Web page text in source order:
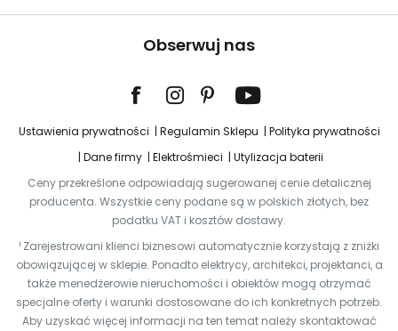
Obserwuj nas
Ustawienia prywatności Regulamin Sklepu
Polityka prywatności
Dane firmy
Elektrośmieci
Utylizacja baterii
Ceny przekreślone odpowiadają sugerowanej cenie detalicznej
producenta. Wszystkie ceny podane są w polskich złotych, bez
podatku VAT i kosztów dostawy.
¹ Zarejestrowani klienci biznesowi automatycznie korzystają z zniżki
obowiązującej w sklepie. Ponadto elektrycy, architekci, projektanci, a
także menedżerowie nieruchomości i obiektów mogą otrzymać
specjalne oferty i warunki dostosowane do ich konkretnych potrzeb.
Aby uzyskać więcej informacji na ten temat należy skontaktować